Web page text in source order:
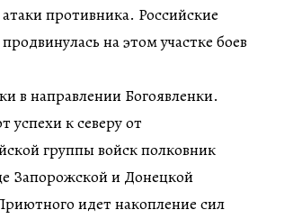
противника. Российские
на этом участке боев
в направлении Богоявленки.
к северу от
группы войск полковник
Запорожской и Донецкой
идет накопление сил